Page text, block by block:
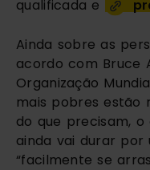
qualificada e
Ainda sobre as
acordo com Bruce
Organização
mais pobres estão
do que precisam,
ainda vai durar
“facilmente se